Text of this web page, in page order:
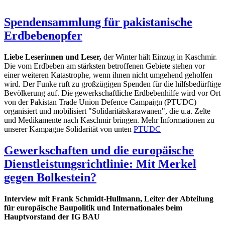
Spendensammlung für pakistanische
Erdbebenopfer
Liebe Leserinnen und Leser, der Winter hält Einzug in Kaschmir.
Die vom Erdbeben am stärksten betroffenen Gebiete stehen vor
einer weiteren Katastrophe, wenn ihnen nicht umgehend geholfen
wird. Der Funke ruft zu großzügigen Spenden für die hilfsbedürftige
Bevölkerung auf. Die gewerkschaftliche Erdbebenhilfe wird vor Ort
von der Pakistan Trade Union Defence Campaign (PTUDC)
organisiert und mobilisiert "Solidaritätskarawanen", die u.a. Zelte
und Medikamente nach Kaschmir bringen. Mehr Informationen zu
unserer Kampagne Solidarität von unten PTUDC
Gewerkschaften und die europäische
Dienstleistungsrichtlinie: Mit Merkel
gegen Bolkestein?
Interview mit Frank Schmidt-Hullmann, Leiter der Abteilung
für europäische Baupolitik und Internationales beim
Hauptvorstand der IG BAU